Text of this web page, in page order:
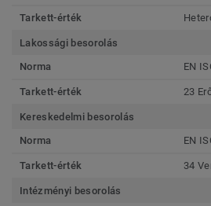
Tarkett-érték
Lakossági besorolás
Norma
EN
Tarkett-érték 23
Kereskedelmi besorolás
Norma
EN
Tarkett-érték 34
Intézményi besorolás